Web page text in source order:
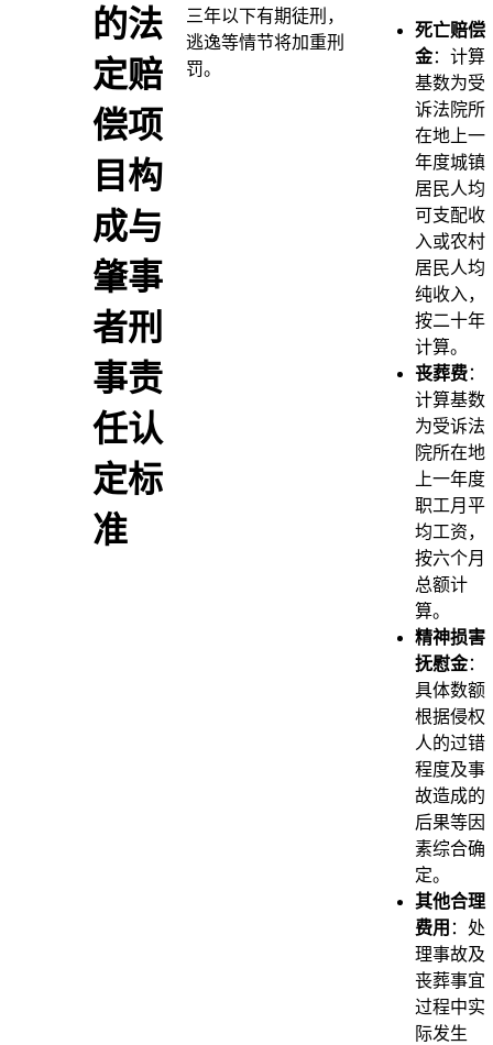
的法
定赔
偿项
目构
成与
肇事
者刑
事责
任认
定标
准
三年以下有期徒刑，
逃逸等情节将加重刑
罚。
死亡赔偿
金：计算
基数为受
诉法院所
在地上一
年度城镇
居民人均
可支配收
入或农村
居民人均
纯收入，
按二十年
计算。
丧葬费：
计算基数
为受诉法
院所在地
上一年度
职工月平
均工资，
按六个月
总额计
算。
精神损害
抚慰金：
具体数额
根据侵权
人的过错
程度及事
故造成的
后果等因
素综合确
定。
其他合理
费用 ：处
理事故及
丧葬事宜
过程中实
际发生